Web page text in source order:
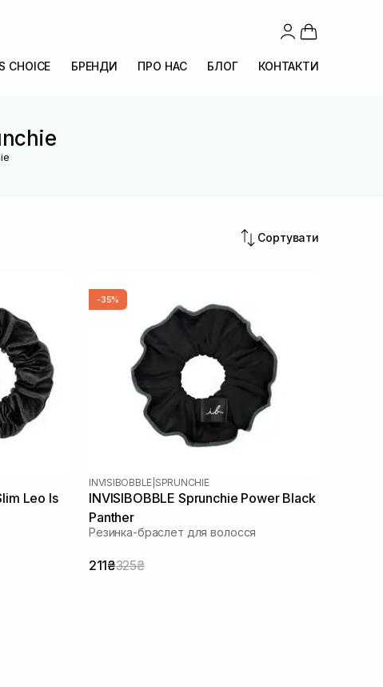
CHOICE БРЕНДИ ПРО НАС БЛОГ КОНТАКТИ
Сортувати
Leo Is
-35%
INVISIBOBBLE SPRUNCHIE
INVISIBOBBLE Sprunchie Power Black
Panther
Резинка-браслет для волосся
211₴325₴